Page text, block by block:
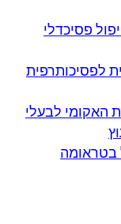
פסיכדלי
לפסיכותרפית
האקומי לבעלי
בטראומה